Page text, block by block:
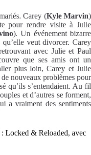
Carey (Kyle Marvin)
pour rendre visite à Julie
). Un événement bizarre
veut divorcer. Carey
avec Julie et Paul
que ses amis ont un
plus loin, Carey et Julie
nouveaux problèmes pour
qu’ils s’entendaient. Au fil
et d’autres se forment,
a vraiment des sentiments
Locked & Reloaded, avec